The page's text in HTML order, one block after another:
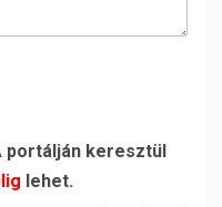
portálján keresztül
lehet.